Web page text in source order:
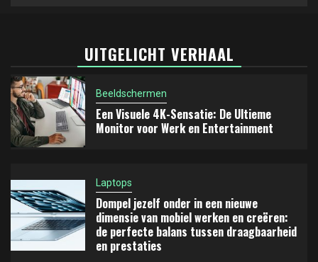
Dompel jezelf onder in een nieuwe dimensie van
mobiel werken en creëren: de perfecte balans
tussen draagbaarheid en prestaties
3
Tablets
Een Nieuwe Standaard voor Digitale Notities: Een
4
Accessoires
Onmisbare multifunctionele hub voor efficiënt
werken en entertainment: creëer de ultieme
connectiviteitservaring
UITGELICHT VERHAAL
Beeldschermen
Een Visuele 4K-Sensatie: De Ultieme
Monitor voor Werk en Entertainment
Laptops
Dompel jezelf onder in een nieuwe
dimensie van mobiel werken en creëren:
de perfecte balans tussen draagbaarheid
en prestaties